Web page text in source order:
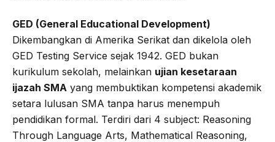
GED (General Educational Development)
Dikembangkan di Amerika Serikat dan dikelola oleh
GED Testing Service sejak 1942. GED bukan
kurikulum sekolah, melainkan ujian kesetaraan
ijazah SMA yang membuktikan kompetensi akademik
setara lulusan SMA tanpa harus menempuh
pendidikan formal. Terdiri dari 4 subject: Reasoning
Through Language Arts, Mathematical Reasoning,